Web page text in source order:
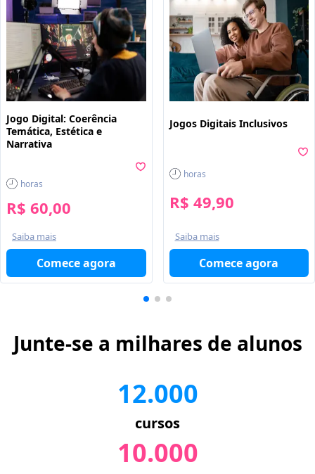
Jogo Digital: Coerência
Temática, Estética e
Narrativa
horas
R$ 60,00
Saiba mais
Comece agora
Jogos Digitais Inclusivos
horas
R$ 49,90
Saiba mais
Comece agora
Junte-se a milhares de alunos
12.000
cursos
10.000